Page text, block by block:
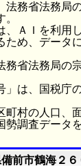
法務省法務局
、ＡＩを利用
ため、データ
務省法務局の
」は、国税庁
町村の人口、
勢調査データ
備前市鶴海２